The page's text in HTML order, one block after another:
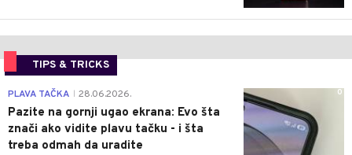
TIPS & TRICKS
0
PLAVA TAČKA 28.06.2026.
Pazite na gornji ugao ekrana: Evo šta
znači ako vidite plavu tačku - i šta
treba odmah da uradite